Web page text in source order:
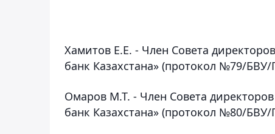
Хамитов Е.Е. - Член Совета
банк Казахстана» (протокол №79/БВУ/
Омаров М.Т. - Член Совета
банк Казахстана» (протокол №80/БВУ/